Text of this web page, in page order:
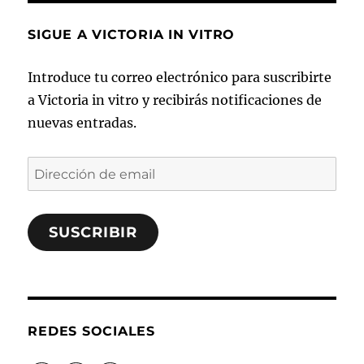
SIGUE A VICTORIA IN VITRO
Introduce tu correo electrónico para suscribirte
a Victoria in vitro y recibirás notificaciones de
nuevas entradas.
Dirección
de
email
SUSCRIBIR
REDES SOCIALES